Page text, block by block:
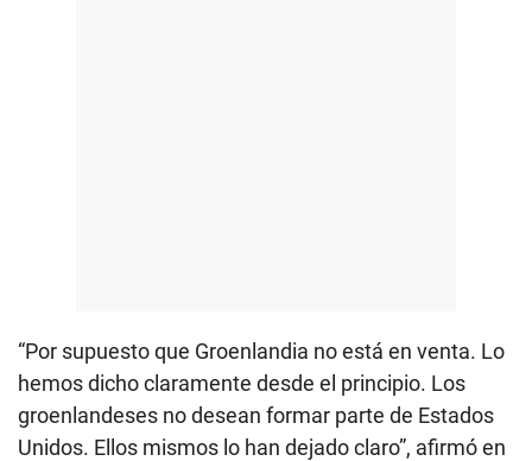
“Por supuesto que Groenlandia no está en venta. Lo
hemos dicho claramente desde el principio. Los
groenlandeses no desean formar parte de Estados
Unidos. Ellos mismos lo han dejado claro”, afirmó en